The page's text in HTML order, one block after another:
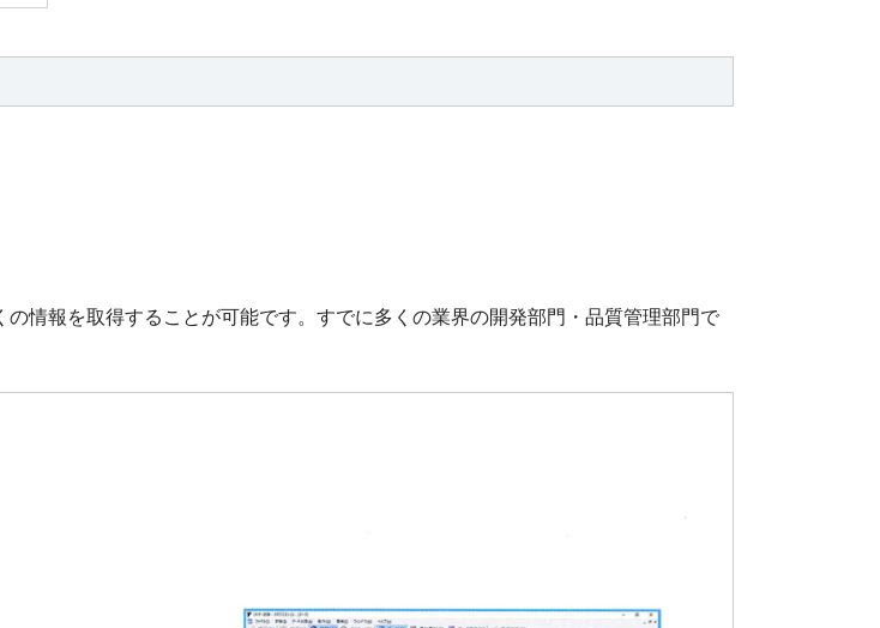
情報を取得することが可能です。すでに多くの業界の開発部門・品質管理部門で